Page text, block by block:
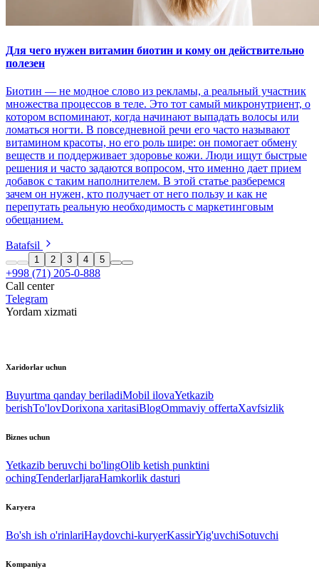
Для чего нужен витамин биотин и кому он действительно
полезен
Биотин — не модное слово из рекламы, а реальный участник
множества процессов в теле. Это тот самый микронутриент, о
котором вспоминают, когда начинают выпадать волосы или
ломаться ногти. В повседневной речи его часто называют
витамином красоты, но его роль шире: он помогает обмену
веществ и поддерживает здоровье кожи. Люди ищут быстрые
решения и часто задаются вопросом, что именно дает прием
добавок с таким наполнителем. В этой статье разберемся
зачем он нужен, кто получает от него пользу и как не
перепутать реальную необходимость с маркетинговым
обещанием.
Batafsil
1 2 3 4 5
+998 (71) 205-0-888
Call center
Telegram
Yordam xizmati
Xaridorlar uchun
Buyurtma qanday beriladiMobil ilovaYetkazib
berishTo'lovDorixona xaritasiBlogOmmaviy offertaXavfsizlik
Biznes uchun
Yetkazib beruvchi bo'lingOlib ketish punktini
ochingTenderlarIjaraHamkorlik dasturi
Karyera
Bo'sh ish o'rinlariHaydovchi-kuryerKassirYig'uvchiSotuvchi
Kompaniya